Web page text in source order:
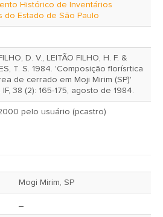
Histórico de Inventários
do Estado de São Paulo
D. V., LEITÃO FILHO, H. F. &
T. S. 1984. 'Composição florísrtica
de cerrado em Moji Mirim (SP)'
IF, 38 (2): 165-175, agosto de 1984.
Sept. 27, 2000 pelo usuário (pcastro)
Mogi Mirim, SP